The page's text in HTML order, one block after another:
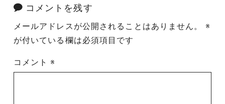
コメントを残す
メールアドレスが公開されることはありません。
※
が付いている欄は必須項目です
コメント※